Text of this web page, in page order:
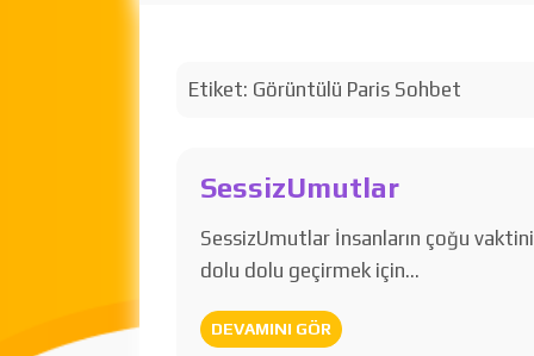
Etiket: Görüntülü Paris Sohbet
SessizUmutlar
SessizUmutlar İnsanların çoğu vaktini
dolu dolu geçirmek için…
DEVAMINI GÖR